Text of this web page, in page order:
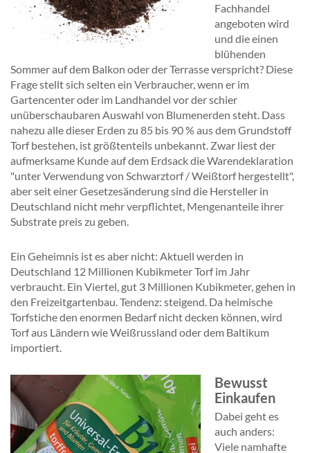
Fachhandel
angeboten wird
und die einen
blühenden
Sommer auf dem Balkon oder der Terrasse verspricht? Diese
Frage stellt sich selten ein Verbraucher, wenn er im
Gartencenter oder im Landhandel vor der schier
unüberschaubaren Auswahl von Blumenerden steht. Dass
nahezu alle dieser Erden zu 85 bis 90 % aus dem Grundstoff
Torf bestehen, ist größtenteils unbekannt. Zwar liest der
aufmerksame Kunde auf dem Erdsack die Warendeklaration
"unter Verwendung von Schwarztorf / Weißtorf hergestellt",
aber seit einer Gesetzesänderung sind die Hersteller in
Deutschland nicht mehr verpflichtet, Mengenanteile ihrer
Substrate preis zu geben.
Ein Geheimnis ist es aber nicht: Aktuell werden in
Deutschland 12 Millionen Kubikmeter Torf im Jahr
verbraucht. Ein Viertel, gut 3 Millionen Kubikmeter, gehen in
den Freizeitgartenbau. Tendenz: steigend. Da heimische
Torfstiche den enormen Bedarf nicht decken können, wird
Torf aus Ländern wie Weißrussland oder dem Baltikum
importiert.
Bewusst
Einkaufen
Dabei geht es
auch anders:
Viele namhafte